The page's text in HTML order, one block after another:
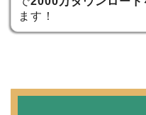
ます！